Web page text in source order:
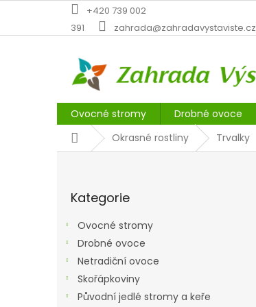
obsah
+420 739 002
391
zahrada@zahradavystaviste.cz
Ovocné stromy Drobné ovoce
DomůOkrasné rostliny Trvalky
kategorie
Kategorie
Ovocné stromy
Drobné ovoce
Netradiční ovoce
Skořápkoviny
Původní jedlé stromy a keře